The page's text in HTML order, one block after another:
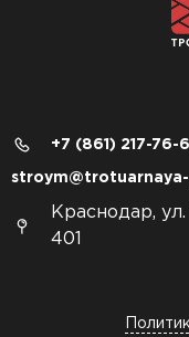
+7 (861) 217-76-
Краснодар,
401